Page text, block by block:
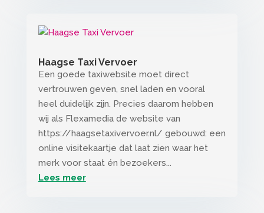
Haagse Taxi Vervoer
Een goede taxiwebsite moet direct
vertrouwen geven, snel laden en vooral
heel duidelijk zijn. Precies daarom hebben
wij als Flexamedia de website van
https://haagsetaxivervoer.nl/ gebouwd: een
online visitekaartje dat laat zien waar het
merk voor staat én bezoekers...
Lees meer